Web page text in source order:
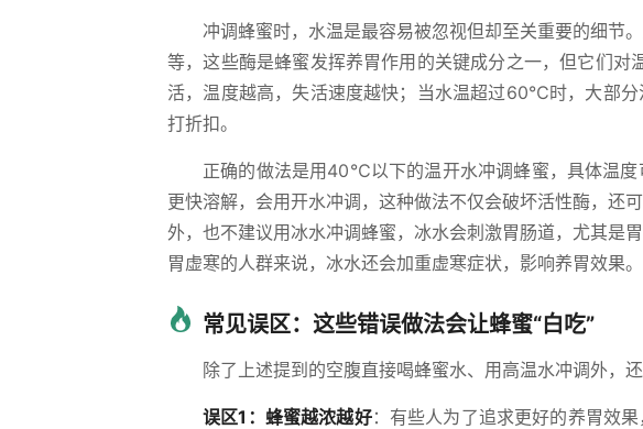
冲调蜂蜜时，水温是最容易被忽视但却至关重要的细节
等，这些酶是蜂蜜发挥养胃作用的关键成分之一，但它们
活，温度越高，失活速度越快；当水温超过60℃时，大部
打折扣。
正确的做法是用40℃以下的温开水冲调蜂蜜，具体温
更快溶解，会用开水冲调，这种做法不仅会破坏活性酶，还
外，也不建议用冰水冲调蜂蜜，冰水会刺激胃肠道，尤其是
胃虚寒的人群来说，冰水还会加重虚寒症状，影响养胃效果。
常见误区：这些错误做法会让蜂蜜“白吃”
除了上述提到的空腹直接喝蜂蜜水、用高温水冲调外，
误区1：蜂蜜越浓越好：有些人为了追求更好的养胃效